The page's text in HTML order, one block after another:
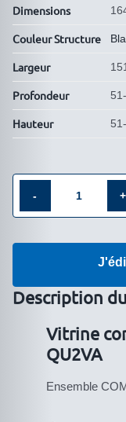
Dimensions
Couleur Structure
Largeur
Profondeur
Hauteur
d′accueil
QU2VA
Description
Vitrine
QU2VA
Ensemble